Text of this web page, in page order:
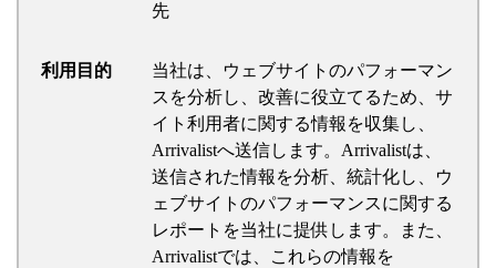
先
利用目的
当社は、ウェブサイトのパフォーマン
スを分析し、改善に役立てるため、サ
イト利用者に関する情報を収集し、
Arrivalistへ送信します。Arrivalistは、
送信された情報を分析、統計化し、ウ
ェブサイトのパフォーマンスに関する
レポートを当社に提供します。また、
Arrivalistでは、これらの情報を